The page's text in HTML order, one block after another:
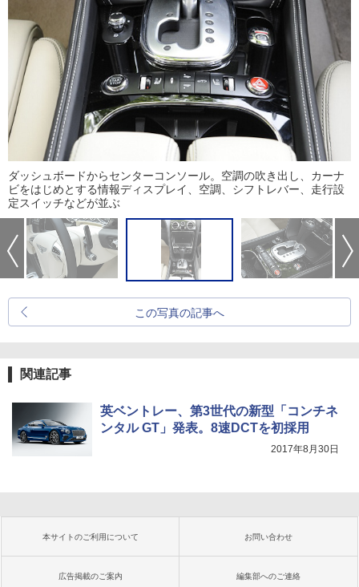
ダッシュボードからセンターコンソール。空調の吹き出し、カーナ
ビをはじめとする情報ディスプレイ、空調、シフトレバー、走行設
定スイッチなどが並ぶ
この写真の記事へ
関連記事
英ベントレー、第3世代の新型「コンチネ
ンタル GT」発表。8速DCTを初採用
2017年8月30日
本サイトのご利用について お問い合わせ
広告掲載のご案内 編集部へのご連絡